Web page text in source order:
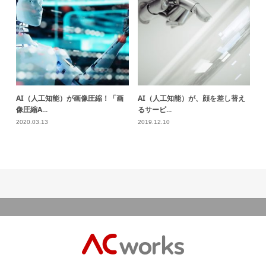
AI（人工知能）が画像圧縮！「画
像圧縮A...
2020.03.13
AI（人工知能）が、顔を差し替え
るサービ...
2019.12.10